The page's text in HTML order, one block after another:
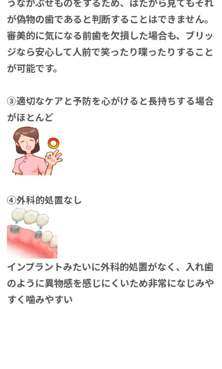
が偽物の歯であると判断することはできません。
審美的に気になる前歯を欠損した場合も、ブリッ
ジなら安心して人前で笑ったり喋ったりすること
が可能です。
③適切なケアと予防を心がけると長持ちする場合
がほとんど
④外科的処置なし
インプラントみたいに外科的処置がなく、入れ歯
のように異物感を感じにくいため非常になじみや
すく噛みやすい